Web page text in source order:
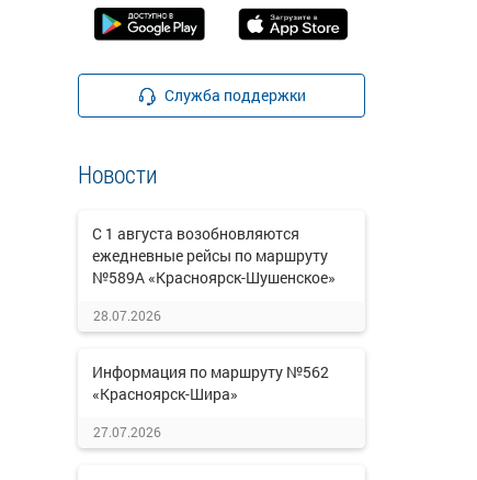
Служба поддержки
Новости
С 1 августа возобновляются
ежедневные рейсы по маршруту
№589А «Красноярск-Шушенское»
28.07.2026
Информация по маршруту №562
«Красноярск-Шира»
27.07.2026